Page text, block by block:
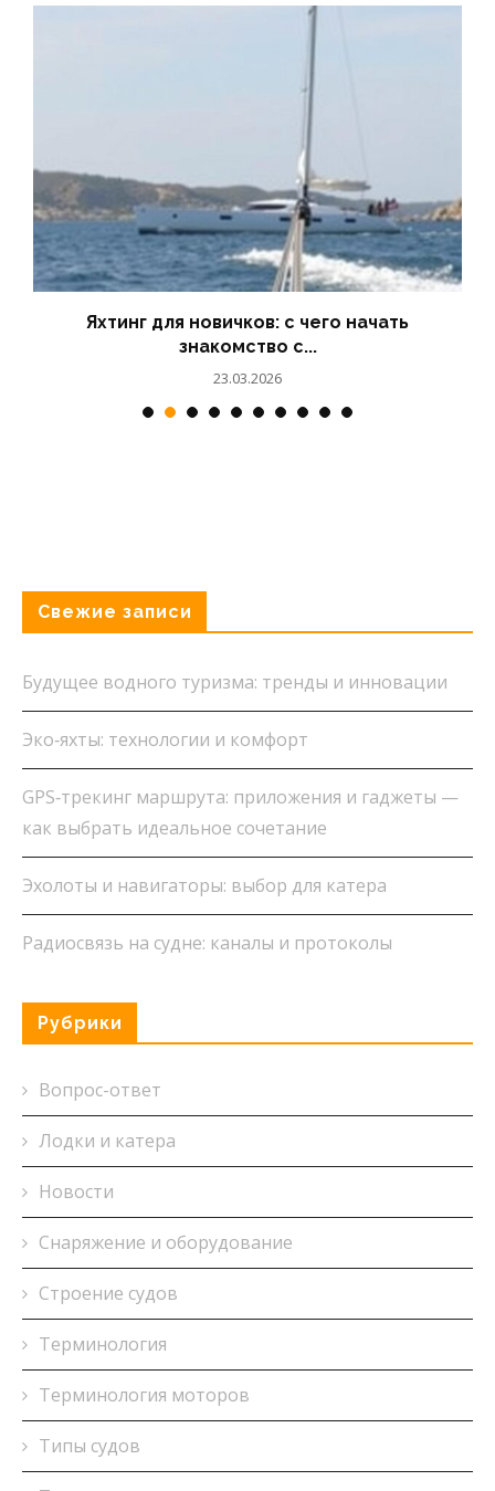
Ботанические экскурсии: растения
прибрежной зоны
24.03.2026
Свежие записи
Будущее водного туризма: тренды и инновации
Эко‑яхты: технологии и комфорт
GPS‑трекинг маршрута: приложения и гаджеты —
как выбрать идеальное сочетание
Эхолоты и навигаторы: выбор для катера
Радиосвязь на судне: каналы и протоколы
Рубрики
Вопрос-ответ
Лодки и катера
Новости
Снаряжение и оборудование
Строение судов
Терминология
Терминология моторов
Типы судов